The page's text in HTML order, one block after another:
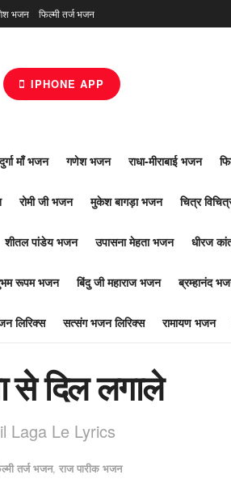
भजन फिल्मी तर्ज भजन
IPHONE APP
दुर्गा माँ भजन गणेश भजन राधा-मीराबाई भजन
रोमी जी भजन मुकेश बागड़ा भजन चित्र
शीतल पांडेय भजन उपासना मेहता भजन धीरज
रूपम भजन बिंदु जी महाराज भजन ब्रम्हानंद
लिरिक्स सत्संग भजन लिरिक्स रामायण भजन
से दिल लगाले
Laga Le Lyrics
तर्ज भजन, राज पारीक भजन